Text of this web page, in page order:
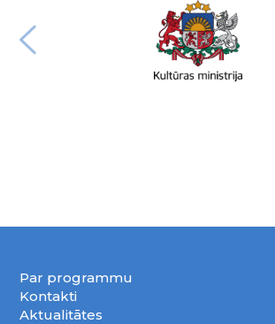
Par programmu
Kontakti
Aktualitātes